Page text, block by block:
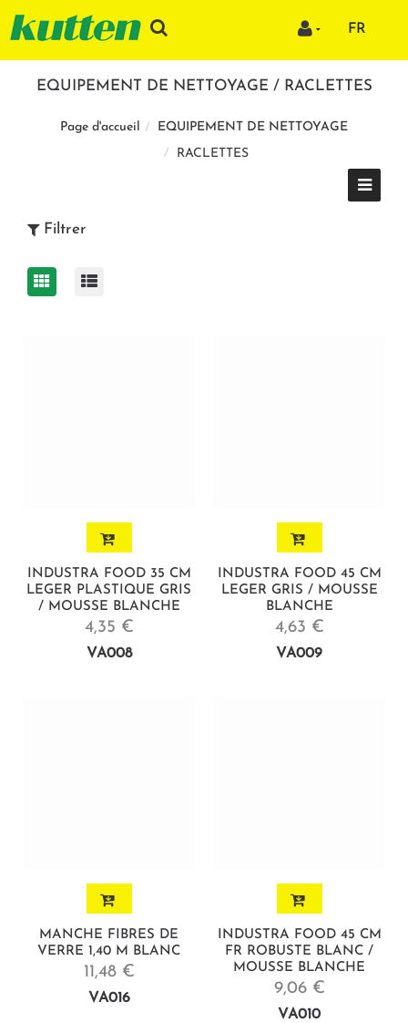
FR
EQUIPEMENT DE NETTOYAGE / RACLETTES
Page d'accueil
EQUIPEMENT DE NETTOYAGE
RACLETTES
Filtrer
INDUSTRA FOOD 35 CM
LEGER PLASTIQUE GRIS
/ MOUSSE BLANCHE
4,35 €
VA008
INDUSTRA FOOD 45 CM
LEGER GRIS / MOUSSE
BLANCHE
4,63 €
VA009
MANCHE FIBRES DE
VERRE 1,40 M BLANC
11,48 €
VA016
INDUSTRA FOOD 45 CM
FR ROBUSTE BLANC /
MOUSSE BLANCHE
9,06 €
VA010